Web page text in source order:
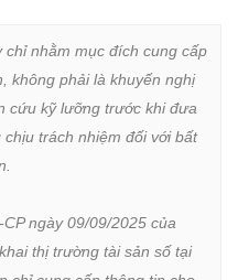
chỉ nhằm mục đích cung cấp
không phải là khuyến nghị
cứu kỹ lưỡng trước khi đưa
trách nhiệm đối với bất
ngày 09/09/2025 của
thị trường tài sản số tại